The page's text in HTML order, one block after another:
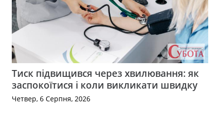
Тиск підвищився через хвилювання: як
заспокоїтися і коли викликати швидку
Четвер, 6 Серпня, 2026